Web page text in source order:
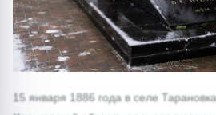
15 января 1886 года в селе